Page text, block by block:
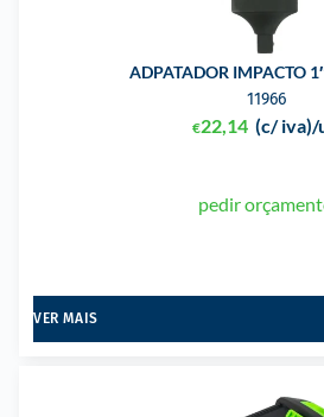
ADPATADOR IMPACTO
11966
€22,14 (c/ iva)/
pedir
VER MAIS